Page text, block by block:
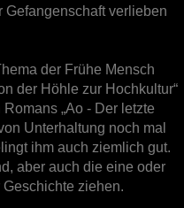
verlieben
der Frühe Mensch
der Höhle zur Hochkultur“
„Ao - Der letzte
Unterhaltung noch mal
ihm auch ziemlich gut.
aber auch die eine oder
ziehen.